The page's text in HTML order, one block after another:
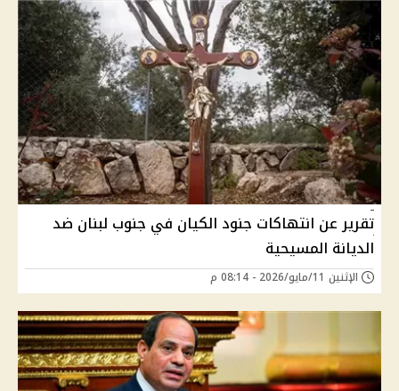
تقرير عن انتهاكات جنود الكيان في جنوب لبنان ضد
الديانة المسيحية
الإثنين 11/مايو/2026 - 08:14 م